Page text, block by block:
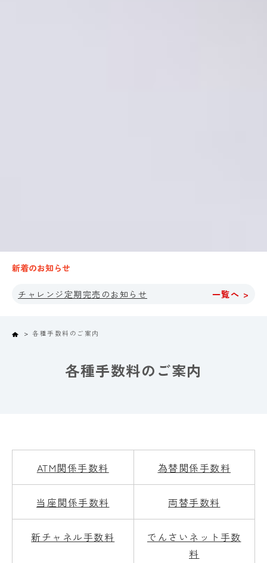
新着のお知らせ
チャレンジ定期完売のお知らせ 一覧へ >
Home各種手数料のご案内
各種手数料のご案内
ATM関係手数料 為替関係手数料
当座関係手数料 両替手数料
新チャネル手数料
でんさいネット手数
料